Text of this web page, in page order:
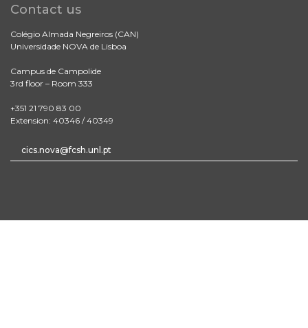
Contact us
Colégio Almada Negreiros (CAN)
Universidade NOVA de Lisboa
Campus de Campolide
3rd floor – Room 333
+351 21 790 83 00
Extension: 40346 / 40349
cics.nova@fcsh.unl.pt